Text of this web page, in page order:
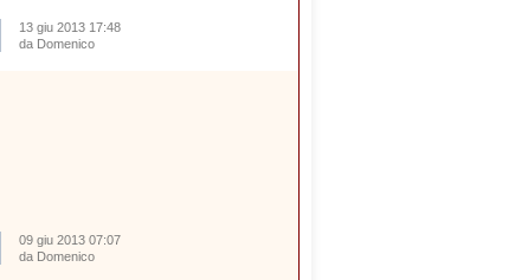
13 giu 2013 17:48
da Domenico
09 giu 2013 07:07
da Domenico